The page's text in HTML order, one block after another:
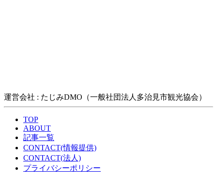
運営会社 : たじみDMO（一般社団法人多治見市観光協会）
TOP
ABOUT
記事一覧
CONTACT(情報提供)
CONTACT(法人)
プライバシーポリシー